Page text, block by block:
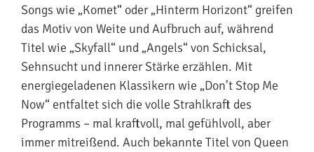
Songs wie „Komet“ oder „Hinterm Horizont“ greifen
das Motiv von Weite und Aufbruch auf, während
Titel wie „Skyfall“ und „Angels“ von Schicksal,
Sehnsucht und innerer Stärke erzählen. Mit
energiegeladenen Klassikern wie „Don’t Stop Me
Now“ entfaltet sich die volle Strahlkraft des
Programms – mal kraftvoll, mal gefühlvoll, aber
immer mitreißend. Auch bekannte Titel von Queen